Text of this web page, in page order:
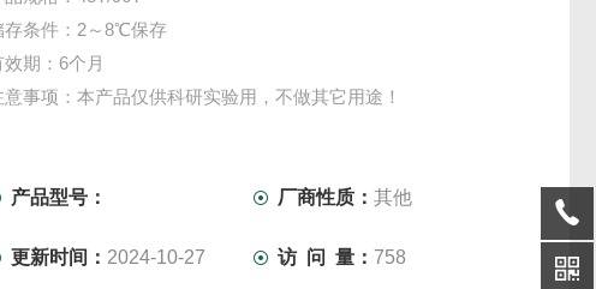
存条件：2～8℃保存
效期：6个月
意事项：本产品仅供科研实验用，不做其它用途！
产品型号： 厂商性质：其他
更新时间： 2024-10-27 访 问 量： 758